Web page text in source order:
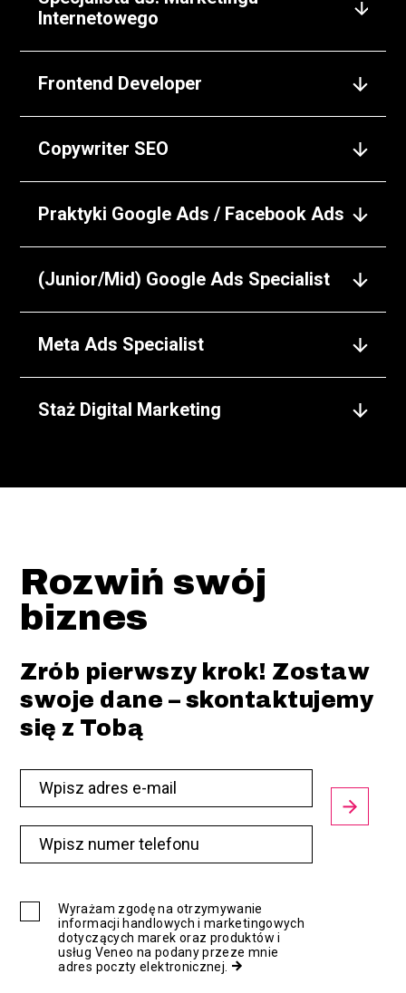
Internetowego
Frontend Developer
Copywriter SEO
Praktyki Google Ads / Facebook Ads
(Junior/Mid) Google Ads Specialist
Meta Ads Specialist
Staż Digital Marketing
Rozwiń swój
biznes
Zrób pierwszy krok! Zostaw
swoje dane – skontaktujemy
się z Tobą
Wyrażam zgodę na otrzymywanie
informacji handlowych i marketingowych
dotyczących marek oraz produktów i
usług Veneo na podany przeze mnie
adres poczty elektronicznej.